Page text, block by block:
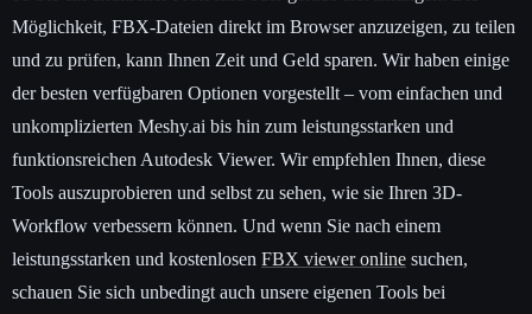
Möglichkeit, FBX-Dateien direkt im Browser anzuzeigen, zu teilen
und zu prüfen, kann Ihnen Zeit und Geld sparen. Wir haben einige
der besten verfügbaren Optionen vorgestellt – vom einfachen und
unkomplizierten Meshy.ai bis hin zum leistungsstarken und
funktionsreichen Autodesk Viewer. Wir empfehlen Ihnen, diese
Tools auszuprobieren und selbst zu sehen, wie sie Ihren 3D-
Workflow verbessern können. Und wenn Sie nach einem
leistungsstarken und kostenlosen FBX viewer online suchen,
schauen Sie sich unbedingt auch unsere eigenen Tools bei